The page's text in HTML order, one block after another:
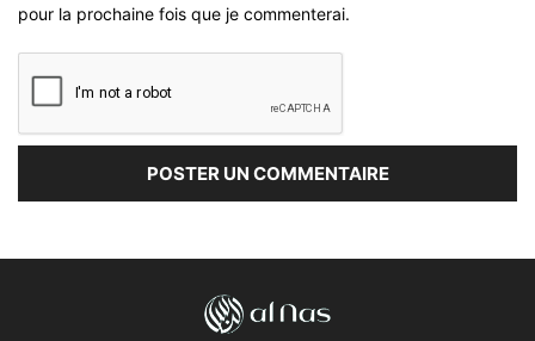
pour la prochaine fois que je commenterai.